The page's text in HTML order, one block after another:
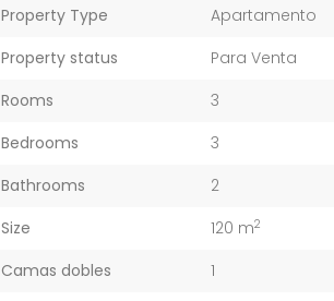
Property Type
Apartamento
Property status
Para Venta
Rooms
3
Bedrooms
3
Bathrooms
2
Size
120 m2
Camas dobles
1